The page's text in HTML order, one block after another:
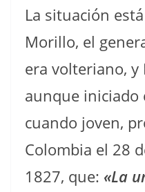
La situación
Morillo, el
era volteriano, y
aunque iniciado
cuando joven,
Colombia el 28
1827, que: «La